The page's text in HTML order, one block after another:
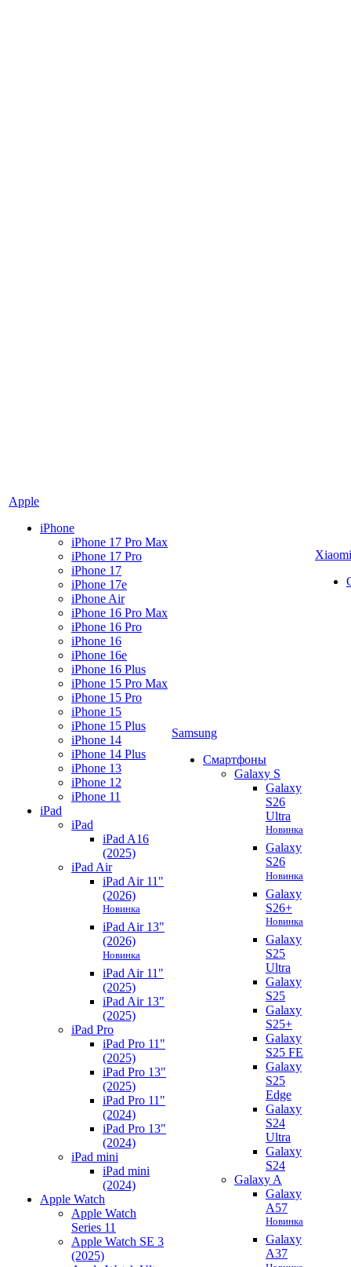
Apple
iPhone
iPhone 17 Pro Max
iPhone 17 Pro
iPhone 17
iPhone 17e
iPhone Air
iPhone 16 Pro Max
iPhone 16 Pro
iPhone 16
iPhone 16e
iPhone 16 Plus
iPhone 15 Pro Max
iPhone 15 Pro
iPhone 15
iPhone 15 Plus
iPhone 14
iPhone 14 Plus
iPhone 13
iPhone 12
iPhone 11
iPad
iPad
iPad A16
(2025)
iPad Air
iPad Air 11"
(2026)
Новинка
iPad Air 13"
(2026)
Новинка
iPad Air 11"
(2025)
iPad Air 13"
(2025)
iPad Pro
iPad Pro 11"
(2025)
iPad Pro 13"
(2025)
iPad Pro 11"
(2024)
iPad Pro 13"
(2024)
iPad mini
iPad mini
(2024)
Apple Watch
Apple Watch
Series 11
Apple Watch SE 3
(2025)
Samsung
Смартфоны
Galaxy S
Galaxy
S26
Ultra
Новинка
Galaxy
S26
Новинка
Galaxy
S26+
Новинка
Galaxy
S25
Ultra
Galaxy
S25
Galaxy
S25+
Galaxy
S25 FE
Galaxy
S25
Edge
Galaxy
S24
Ultra
Galaxy
S24
Galaxy A
Galaxy
A57
Новинка
Galaxy
A37
Xiaomi